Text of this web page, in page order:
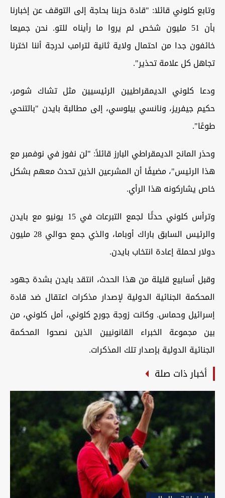
وتابع كلوني قائلا: "قادة حزبنا بحاجة إلى التوقف عن إخبارنا
بأن 51 مليون شخص لم يروا ما رأيناه للتو. نحن جميعا
خائفون جدا من احتمال ولاية ثانية لترامب لدرجة أننا اخترنا
تجاهل كل علامة تحذير".
ودعا كلوني الديمقراطيين الرئيسيين مثل تشاك شومر،
حكيم جيفريز، ونانسي بيلوسي، إلى مطالبة بايدن "بالتنحي
طوعًا".
وحذر المانح الديمقراطي البارز قائلاً: "لن نفوز في نوفمبر مع
هذا الرئيس"، مضيفًا أن المشرعين الذين تحدث معهم بشكل
خاص يشاركونه هذا الرأي.
وترأس كلوني حدثًا لجمع التبرعات في 15 يونيو مع بايدن
والرئيس السابق باراك أوباما، والذي جمع حوالي 28 مليون
دولار لحملة إعادة انتخاب بايدن.
وقبل أسابيع قليلة من هذا الحدث، انتقد بايدن بشدة جهود
المحكمة الجنائية الدولية لإصدار مذكرات اعتقال ضد قادة
إسرائيل وحماس. وكانت زوجة جورج كلوني، أمل كلوني، من
بين مجموعة الخبراء القانونيين الذين نصحوا المحكمة
الجنائية الدولية بإصدار تلك المذكرات.
أخبار ذات صلة